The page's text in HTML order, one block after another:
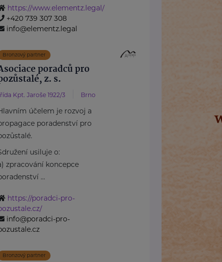
https://www.elementz.legal/
+420 739 307 308
info@elementz.legal
Bronzový partner
poradců pro
z. s.
Kpt. Jaroše 1922/3 Brno
účelem je rozvoj a
poradenství pro
usiluje o:
zpracování koncepce
...
https://poradci-pro-
info@poradci-pro-
Bronzový partner